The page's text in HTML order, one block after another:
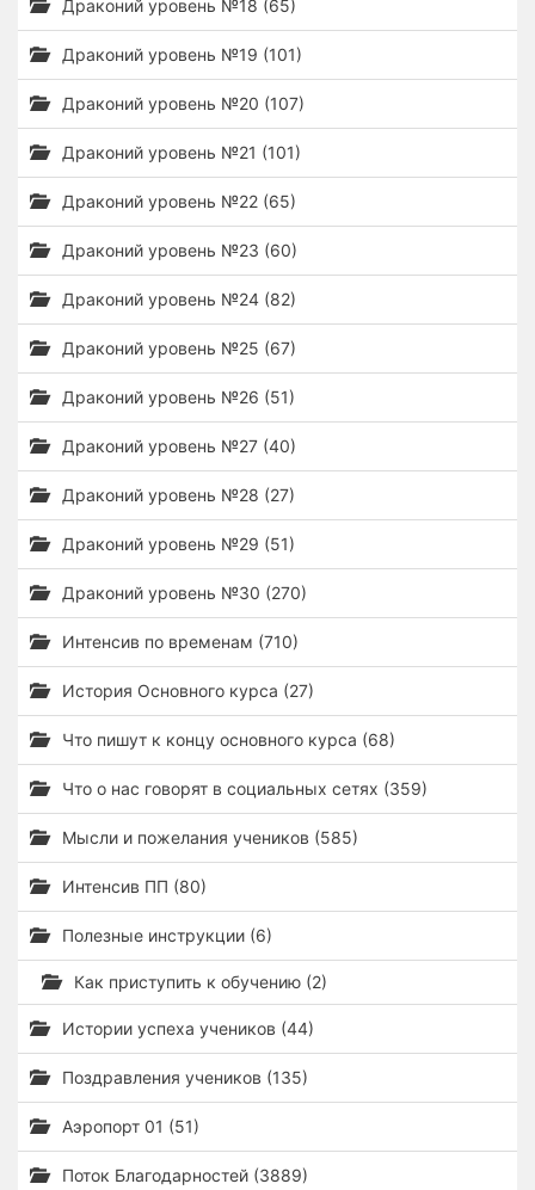
Драконий уровень №18 (65)
Драконий уровень №19 (101)
Драконий уровень №20 (107)
Драконий уровень №21 (101)
Драконий уровень №22 (65)
Драконий уровень №23 (60)
Драконий уровень №24 (82)
Драконий уровень №25 (67)
Драконий уровень №26 (51)
Драконий уровень №27 (40)
Драконий уровень №28 (27)
Драконий уровень №29 (51)
Драконий уровень №30 (270)
Интенсив по временам (710)
История Основного курса (27)
Что пишут к концу основного курса (68)
Что о нас говорят в социальных сетях (359)
Мысли и пожелания учеников (585)
Интенсив ПП (80)
Полезные инструкции (6)
Как приступить к обучению (2)
Истории успеха учеников (44)
Поздравления учеников (135)
Аэропорт 01 (51)
Поток Благодарностей (3889)